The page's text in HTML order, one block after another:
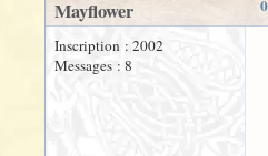
Mayflower
Inscription : 2002
Messages : 8